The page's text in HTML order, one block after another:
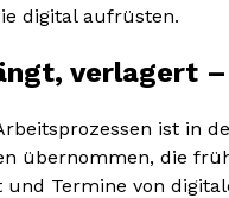
digital aufrüsten.
verlagert
ist in
übernommen, die
Termine von